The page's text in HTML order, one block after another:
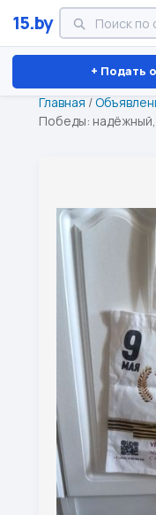
15.by
+ Подать
Минск Витебск
Главная /
Победы: